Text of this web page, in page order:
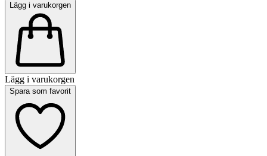
Lägg i varukorgen
Lägg i varukorgen
Spara som favorit